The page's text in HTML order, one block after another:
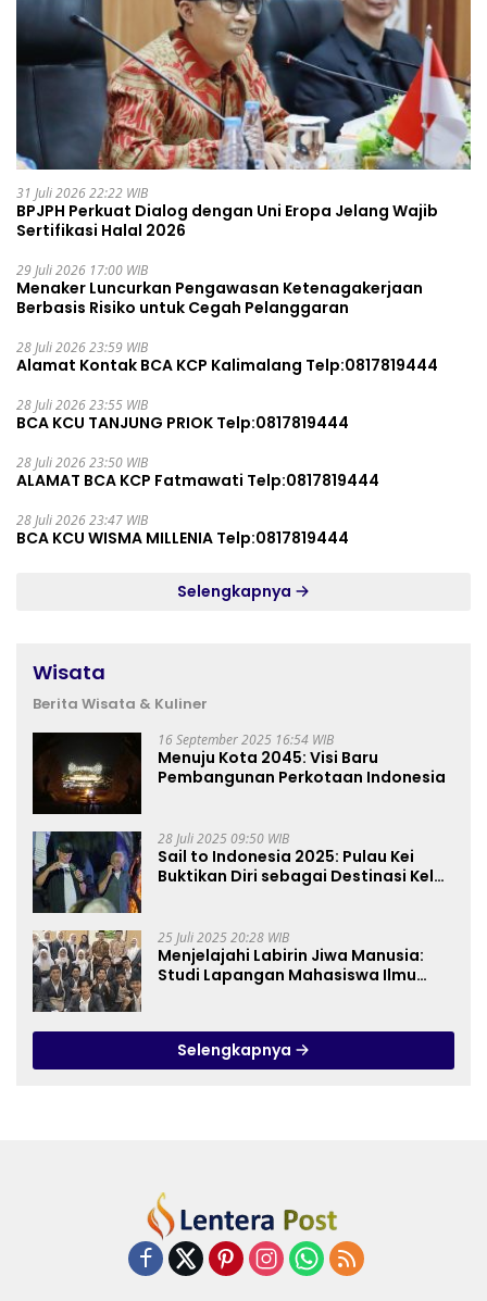
31 Juli 2026 22:22 WIB
BPJPH Perkuat Dialog dengan Uni Eropa Jelang Wajib
Sertifikasi Halal 2026
29 Juli 2026 17:00 WIB
Menaker Luncurkan Pengawasan Ketenagakerjaan
Berbasis Risiko untuk Cegah Pelanggaran
28 Juli 2026 23:59 WIB
Alamat Kontak BCA KCP Kalimalang Telp:0817819444
28 Juli 2026 23:55 WIB
BCA KCU TANJUNG PRIOK Telp:0817819444
28 Juli 2026 23:50 WIB
ALAMAT BCA KCP Fatmawati Telp:0817819444
28 Juli 2026 23:47 WIB
BCA KCU WISMA MILLENIA Telp:0817819444
Selengkapnya
Wisata
Berita Wisata & Kuliner
16 September 2025 16:54 WIB
Menuju Kota 2045: Visi Baru
Pembangunan Perkotaan Indonesia
28 Juli 2025 09:50 WIB
Sail to Indonesia 2025: Pulau Kei
Buktikan Diri sebagai Destinasi Kelas
25 Juli 2025 20:28 WIB
Menjelajahi Labirin Jiwa Manusia:
Studi Lapangan Mahasiswa Ilmu
Selengkapnya